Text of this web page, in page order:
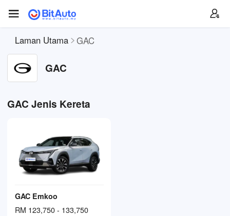
Laman Utama GAC
GAC
GAC Jenis Kereta
GAC Emkoo
RM 123,750 - 133,750